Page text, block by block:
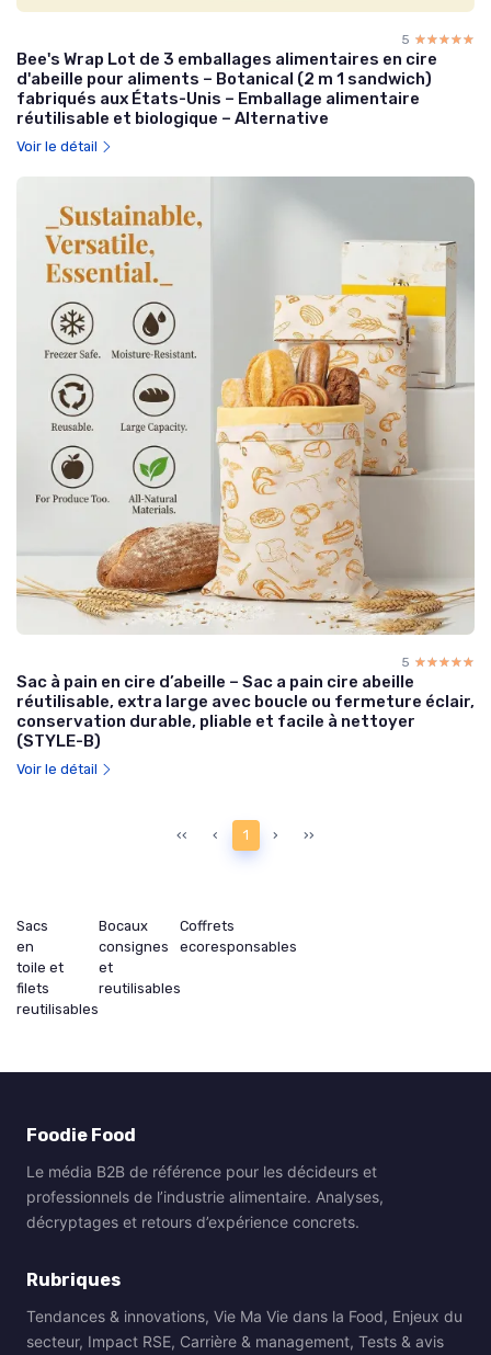
5 ☆☆☆☆☆
★★★★★
Bee's Wrap Lot de 3 emballages alimentaires en cire
d'abeille pour aliments – Botanical (2 m 1 sandwich)
fabriqués aux États-Unis – Emballage alimentaire
réutilisable et biologique – Alternative
Voir le détail
5 ☆☆☆☆☆
★★★★★
Sac à pain en cire d’abeille – Sac a pain cire abeille
réutilisable, extra large avec boucle ou fermeture éclair,
conservation durable, pliable et facile à nettoyer
(STYLE-B)
Voir le détail
‹‹ ‹ 1 › ››
Sacs
en
toile et
filets
reutilisables
Bocaux
consignes
et
reutilisables
Coffrets
ecoresponsables
Foodie Food
Le média B2B de référence pour les décideurs et
professionnels de l’industrie alimentaire. Analyses,
décryptages et retours d’expérience concrets.
Rubriques
Tendances & innovations, Vie Ma Vie dans la Food, Enjeux du
secteur, Impact RSE, Carrière & management, Tests & avis